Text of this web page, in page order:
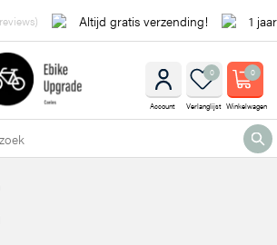
Altijd gratis verzending! 1
Account
0
Verlanglijst
0
Winkelwagen